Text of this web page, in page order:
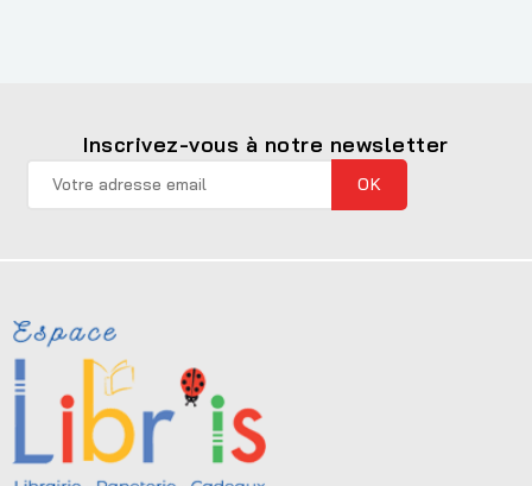
Inscrivez-vous à notre newsletter